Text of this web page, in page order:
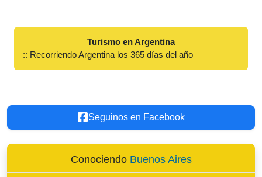
Turismo en Argentina
:: Recorriendo Argentina los 365 días del año
Seguinos en Facebook
Conociendo Buenos Aires